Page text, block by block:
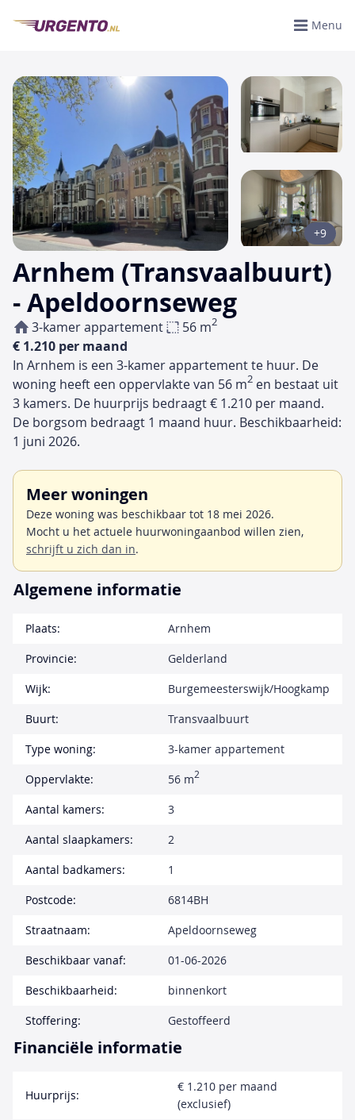
Menu
Arnhem (Transvaalbuurt)
- Apeldoornseweg
3-kamer appartement 56 m2
€ 1.210 per maand
+9
In Arnhem is een 3-kamer appartement te huur. De
woning heeft een oppervlakte van 56 m2 en bestaat uit
3 kamers. De huurprijs bedraagt € 1.210 per maand.
De borgsom bedraagt 1 maand huur. Beschikbaarheid:
1 juni 2026.
Meer woningen
Deze woning was beschikbaar tot 18 mei 2026.
Mocht u het actuele huurwoningaanbod willen zien,
schrijft u zich dan in.
Algemene informatie
Plaats:
Arnhem
Provincie:
Gelderland
Wijk:
Burgemeesterswijk/Hoogkamp
Buurt:
Transvaalbuurt
Type woning:
3-kamer appartement
Oppervlakte:
56 m2
Aantal kamers:
3
Aantal slaapkamers:
2
Aantal badkamers:
1
Postcode:
6814BH
Straatnaam:
Apeldoornseweg
Beschikbaar vanaf:
01-06-2026
Beschikbaarheid:
binnenkort
Stoffering:
Gestoffeerd
Financiële informatie
Huurprijs:
€ 1.210 per maand
(exclusief)